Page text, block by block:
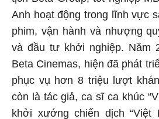
Anh hoạt động trong lĩnh vực
phim, vận hành và nhượng
và đầu tư khởi nghiệp. Năm
Beta Cinemas, hiện đã phát
phục vụ hơn 8 triệu lượt
còn là tác giả, ca sĩ ca khúc
khởi xướng chiến dịch